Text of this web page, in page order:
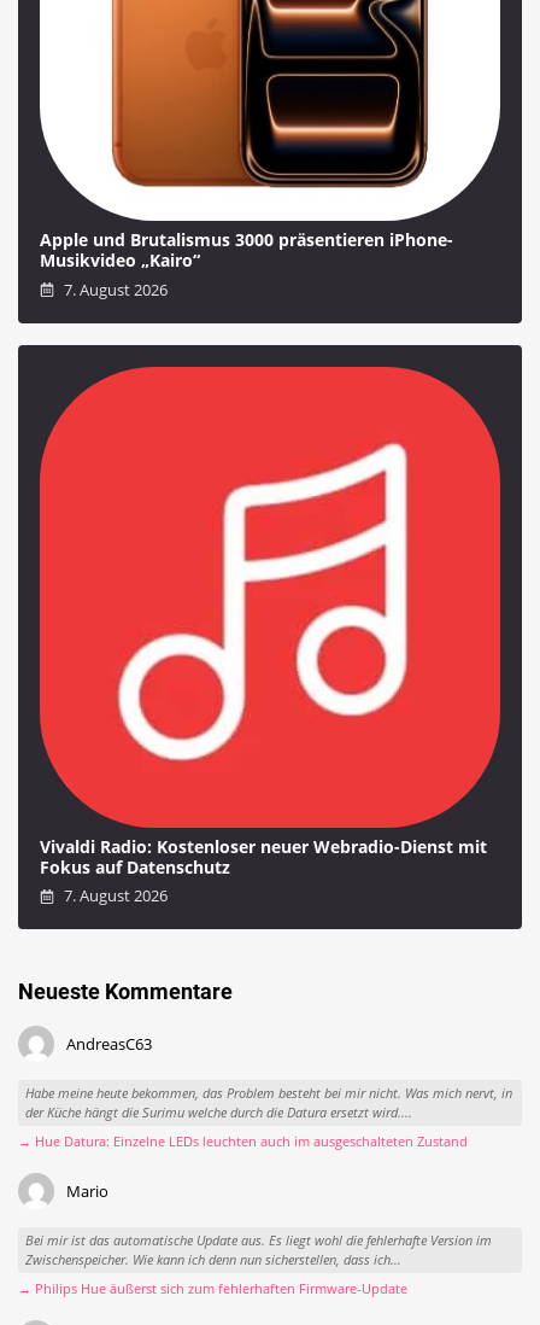
Apple und Brutalismus 3000 präsentieren iPhone-
Musikvideo „Kairo“
7. August 2026
Vivaldi Radio: Kostenloser neuer Webradio-Dienst mit
Fokus auf Datenschutz
7. August 2026
Neueste Kommentare
AndreasC63
Habe meine heute bekommen, das Problem besteht bei mir nicht. Was mich nervt, in
der Küche hängt die Surimu welche durch die Datura ersetzt wird....
→ Hue Datura: Einzelne LEDs leuchten auch im ausgeschalteten Zustand
Mario
Bei mir ist das automatische Update aus. Es liegt wohl die fehlerhafte Version im
Zwischenspeicher. Wie kann ich denn nun sicherstellen, dass ich...
→ Philips Hue äußerst sich zum fehlerhaften Firmware-Update